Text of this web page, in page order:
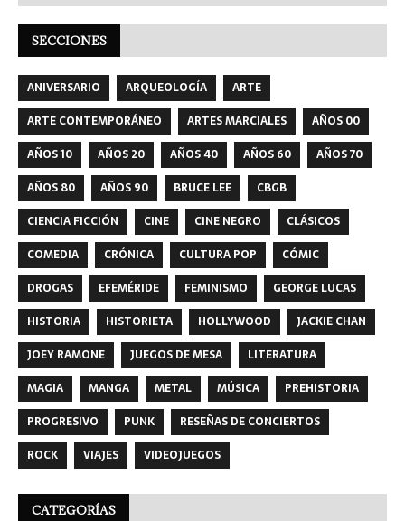
SECCIONES
ANIVERSARIO ARQUEOLOGÍA
ARTE
ARTE CONTEMPORÁNEO
ARTES MARCIALES
AÑOS 00
AÑOS 10
AÑOS 20 AÑOS 40 AÑOS 60
AÑOS 70
AÑOS 80
AÑOS 90 BRUCE LEE
CBGB
CIENCIA FICCIÓN
CINE CINE NEGRO
CLÁSICOS
COMEDIA
CRÓNICA CULTURA POP
CÓMIC
DROGAS
EFEMÉRIDE FEMINISMO
GEORGE LUCAS
HISTORIA
HISTORIETA HOLLYWOOD
JACKIE CHAN
JOEY RAMONE
JUEGOS DE MESA
LITERATURA
MAGIA
MANGA METAL MÚSICA
PREHISTORIA
PROGRESIVO
PUNK
RESEÑAS DE CONCIERTOS
ROCK
VIAJES VIDEOJUEGOS
CATEGORÍAS